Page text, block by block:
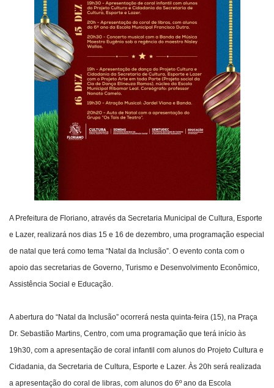
A Prefeitura de Floriano, através da Secretaria Municipal de Cultura, Esporte
e Lazer, realizará nos dias 15 e 16 de dezembro, uma programação especial
de natal que terá como tema “Natal da Inclusão”. O evento conta com o
apoio das secretarias de Governo, Turismo e Desenvolvimento Econômico,
Assistência Social e Educação.
A abertura do “Natal da Inclusão” ocorrerá nesta quinta-feira (15), na Praça
Dr. Sebastião Martins, Centro, com uma programação que terá início às
19h30, com a apresentação de coral infantil com alunos do Projeto Cultura e
Cidadania, da Secretaria de Cultura, Esporte e Lazer. Às 20h será realizada
a apresentação do coral de libras, com alunos do 6º ano da Escola